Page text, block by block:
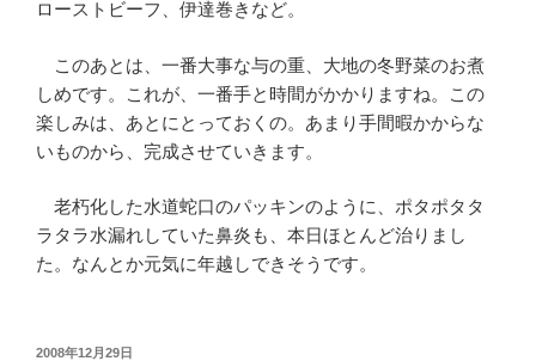
ローストビーフ、伊達巻きなど。
このあとは、一番大事な与の重、大地の冬野菜のお煮
しめです。これが、一番手と時間がかかりますね。この
楽しみは、あとにとっておくの。あまり手間暇かからな
いものから、完成させていきます。
老朽化した水道蛇口のパッキンのように、ポタポタタ
ラタラ水漏れしていた鼻炎も、本日ほとんど治りまし
た。なんとか元気に年越しできそうです。
投
2008年12月29日